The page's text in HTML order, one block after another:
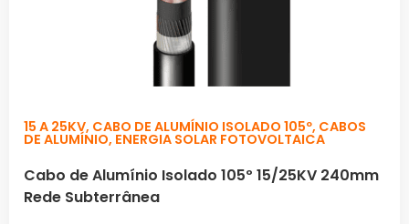
15 A 25KV, CABO DE ALUMÍNIO ISOLADO 105º, CABOS
DE ALUMÍNIO, ENERGIA SOLAR FOTOVOLTAICA
Cabo de Alumínio Isolado 105º 15/25KV 240mm
Rede Subterrânea